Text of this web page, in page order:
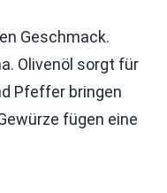
Geschmack.
Olivenöl sorgt für
Pfeffer bringen
fügen eine